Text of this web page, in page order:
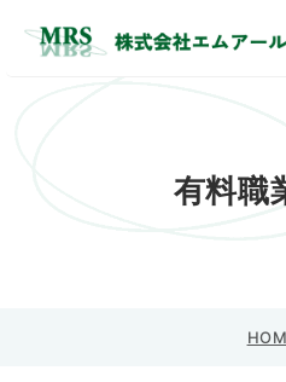
有料職